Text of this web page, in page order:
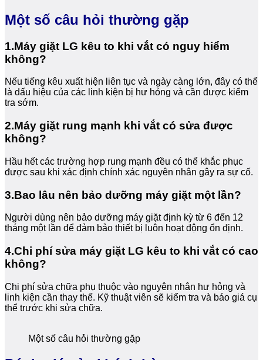
Một số câu hỏi thường gặp
1.Máy giặt LG kêu to khi vắt có nguy hiểm
không?
Nếu tiếng kêu xuất hiện liên tục và ngày càng lớn, đây có thể
là dấu hiệu của các linh kiện bị hư hỏng và cần được kiểm
tra sớm.
2.Máy giặt rung mạnh khi vắt có sửa được
không?
Hầu hết các trường hợp rung mạnh đều có thể khắc phục
được sau khi xác định chính xác nguyên nhân gây ra sự cố.
3.Bao lâu nên bảo dưỡng máy giặt một lần?
Người dùng nên bảo dưỡng máy giặt định kỳ từ 6 đến 12
tháng một lần để đảm bảo thiết bị luôn hoạt động ổn định.
4.Chi phí sửa máy giặt LG kêu to khi vắt có cao
không?
Chi phí sửa chữa phụ thuộc vào nguyên nhân hư hỏng và
linh kiện cần thay thế. Kỹ thuật viên sẽ kiểm tra và báo giá cụ
thể trước khi sửa chữa.
Một số câu hỏi thường gặp